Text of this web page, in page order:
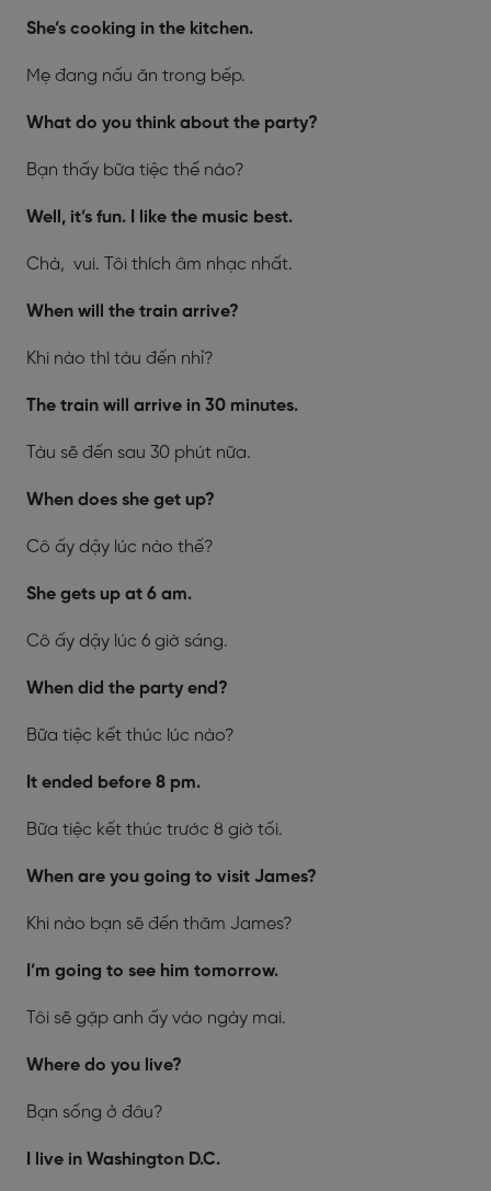
She’s cooking in the kitchen.
Mẹ đang nấu ăn trong bếp.
What do you think about the party?
Bạn thấy bữa tiệc thế nào?
Well, it’s fun. I like the music best.
Chà, vui. Tôi thích âm nhạc nhất.
When will the train arrive?
Khi nào thì tàu đến nhỉ?
The train will arrive in 30 minutes.
Tàu sẽ đến sau 30 phút nữa.
When does she get up?
Cô ấy dậy lúc nào thế?
She gets up at 6 am.
Cô ấy dậy lúc 6 giờ sáng.
When did the party end?
Bữa tiệc kết thúc lúc nào?
It ended before 8 pm.
Bữa tiệc kết thúc trước 8 giờ tối.
When are you going to visit James?
Khi nào bạn sẽ đến thăm James?
I’m going to see him tomorrow.
Tôi sẽ gặp anh ấy vào ngày mai.
Where do you live?
Bạn sống ở đâu?
I live in Washington D.C.